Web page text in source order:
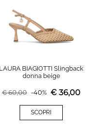
LAURA BIAGIOTTI Slingback
donna beige
€60,00 -40% € 36,00
SCOPRI